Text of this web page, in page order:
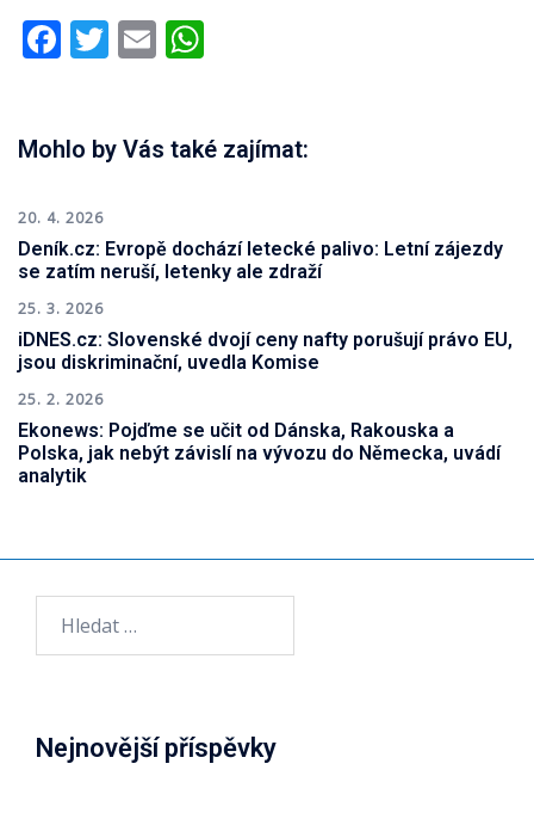
Facebook
Twitter
Email
Mohlo by Vás také zajímat:
20. 4. 2026
Deník.cz: Evropě dochází letecké palivo: Letní zájezdy
se zatím neruší, letenky ale zdraží
25. 3. 2026
iDNES.cz: Slovenské dvojí ceny nafty porušují právo EU,
jsou diskriminační, uvedla Komise
25. 2. 2026
Ekonews: Pojďme se učit od Dánska, Rakouska a
Polska, jak nebýt závislí na vývozu do Německa, uvádí
analytik
Nejnovější příspěvky